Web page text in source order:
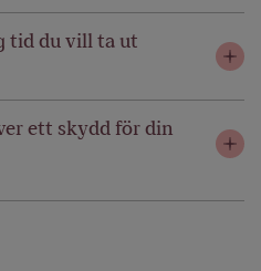
tid du vill ta ut
ett skydd för din